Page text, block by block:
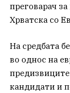
преговарач
Хрватска со
На средбата
во однос на
предизвиците
кандидати и